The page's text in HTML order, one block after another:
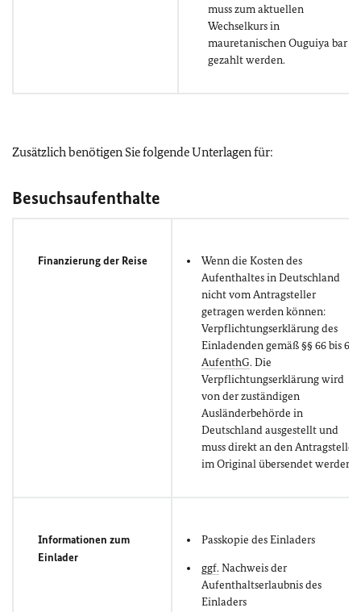
muss zum aktuellen
Wechselkurs in
mauretanischen Ouguiya bar
gezahlt werden.
Zusätzlich benötigen Sie folgende Unterlagen für:
Besuchsaufenthalte
Finanzierung der Reise
Wenn die Kosten des
Aufenthaltes in Deutschland
nicht vom Antragsteller
getragen werden können:
Verpflichtungserklärung des
Einladenden gemäß §§ 66 bis 68
AufenthG. Die
Verpflichtungserklärung wird
von der zuständigen
Ausländerbehörde in
Deutschland ausgestellt und
muss direkt an den Antragsteller
im Original übersendet werden.
Informationen zum
Einlader
Passkopie des Einladers
ggf. Nachweis der
Aufenthaltserlaubnis des
Einladers